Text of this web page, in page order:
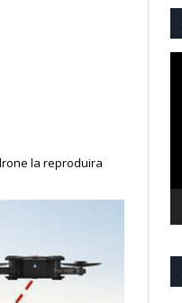
la reproduira